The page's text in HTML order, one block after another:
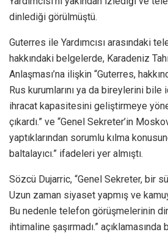
dinlediği görülmüştü.
Guterres ile Yardımcısı arasındaki
hakkındaki belgelerde, Karadeniz
Anlaşması’na ilişkin “Guterres,
Rus kurumlarını ya da bireylerini bile
ihracat kapasitesini geliştirmeye
çıkardı.” ve “Genel Sekreter’in
yaptıklarından sorumlu kılma
baltalayıcı.” ifadeleri yer almıştı.
Sözcü Dujarric, “Genel Sekreter, bir
Uzun zaman siyaset yapmış ve
Bu nedenle telefon görüşmelerinin
ihtimaline şaşırmadı.” açıklamasında